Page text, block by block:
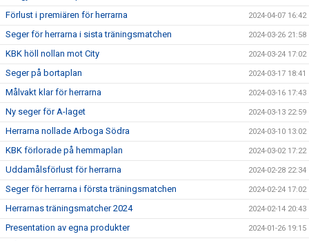
Förlust i premiären för herrarna 2024-04-07 16:42
Seger för herrarna i sista träningsmatchen 2024-03-26 21:58
KBK höll nollan mot City 2024-03-24 17:02
Seger på bortaplan 2024-03-17 18:41
Målvakt klar för herrarna 2024-03-16 17:43
Ny seger för A-laget 2024-03-13 22:59
Herrarna nollade Arboga Södra 2024-03-10 13:02
KBK förlorade på hemmaplan 2024-03-02 17:22
Uddamålsförlust för herrarna 2024-02-28 22:34
Seger för herrarna i första träningsmatchen 2024-02-24 17:02
Herrarnas träningsmatcher 2024 2024-02-14 20:43
Presentation av egna produkter 2024-01-26 19:15